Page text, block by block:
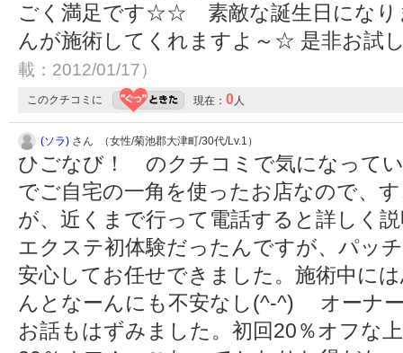
ごく満足です☆☆ 素敵な誕生日にな
んが施術してくれますよ～☆ 是非お試
載：2012/01/17）
このクチコミに 現在： 0人
(ソラ) さん （女性/菊池郡大津町/30代/Lv.1）
ひごなび！ のクチコミで気になって
でご自宅の一角を使ったお店なので、
が、近くまで行って電話すると詳しく
エクステ初体験だったんですが、パッ
安心してお任せできました。施術中に
んとなーんにも不安なし(^-^) オーナ
お話もはずみました。初回20％オフな